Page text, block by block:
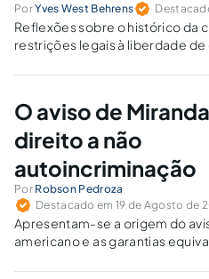
PorYves West Behrens
Reflexões sobre o histórico da
restrições legais à liberdade
ódio a minorias.
O aviso de
direito a não
autoincriminação
Por Robson Pedroza
Destacado em 19 de Agosto de
Apresentam-se a origem do
americano e as garantias